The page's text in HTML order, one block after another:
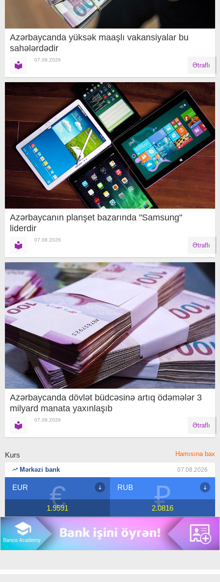
Azərbaycanda yüksək maaşlı vakansiyalar bu
sahələrdədir
07.08.2026
Ətraflı
Azərbaycanın planşet bazarında "Samsung"
liderdir
07.08.2026
Ətraflı
Azərbaycanda dövlət büdcəsinə artıq ödəmələr 3
milyard manata yaxınlaşıb
07.08.2026
Ətraflı
Kurs Hamısına bax
Mərkəzi bank 07.08.2026
€
EUR
1.9591 ₽
RUB
2.0816